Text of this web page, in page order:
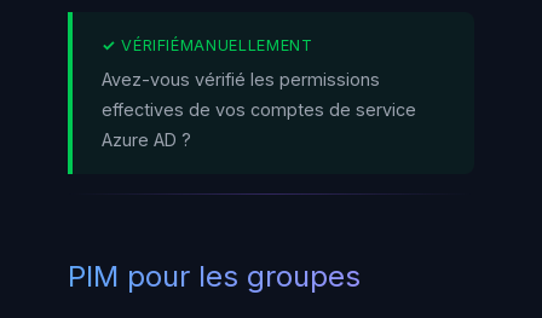
Avez-vous vérifié les permissions
effectives de vos comptes de service
Azure AD ?
PIM pour les groupes